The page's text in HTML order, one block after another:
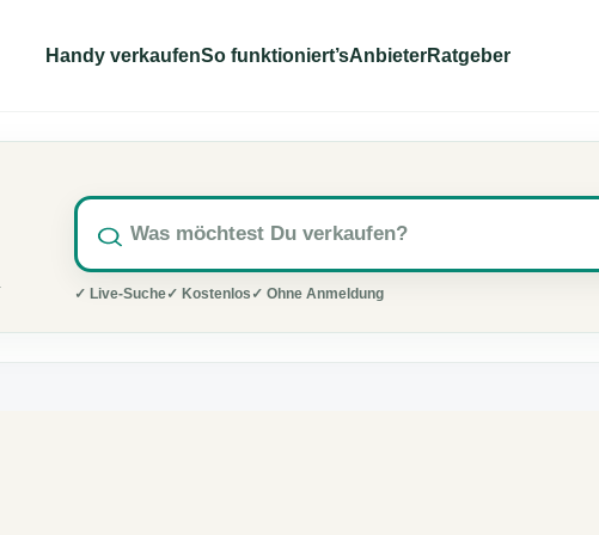
Handy verkaufenSo funktioniert’sAnbieterRatgeber
✓ Live-Suche✓ Kostenlos ✓ Ohne Anmeldung